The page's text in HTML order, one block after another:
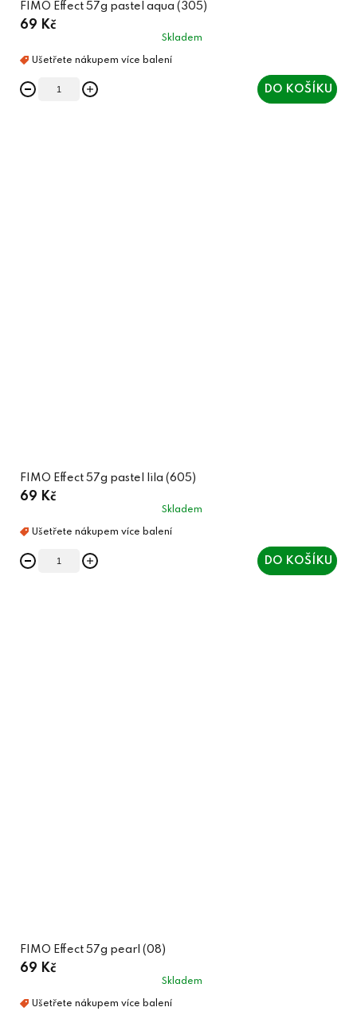
FIMO Effect 57g pastel aqua (305)
69 Kč
Skladem
DO KOŠÍKU
FIMO Effect 57g pastel lila (605)
69 Kč
Skladem
DO KOŠÍKU
FIMO Effect 57g pearl (08)
69 Kč
Skladem